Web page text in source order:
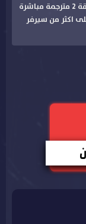
مشاهدة مسلسل One Piece الموسم الثاني الحلقة 2 مترجمة مباشرة
اكثر من سيرفر